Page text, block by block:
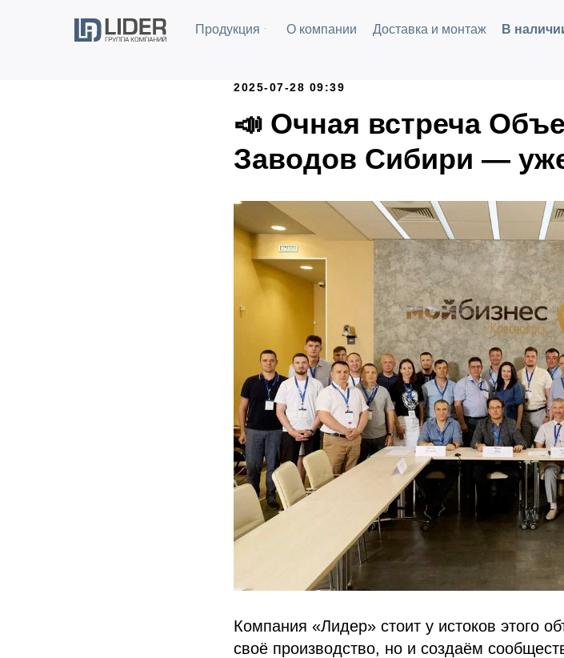
Продукция О компании Доставка и монтаж В
2025-07-28 09:39
📣 Очная встреча
Заводов Сибири —
Компания «Лидер» стоит у истоков этого
своё производство, но и создаём